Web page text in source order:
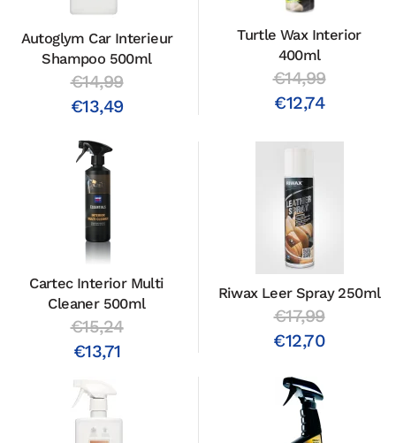
Autoglym Car Interieur
Shampoo 500ml
€14,99
€13,49
Turtle Wax Interior
400ml
€14,99
€12,74
Cartec Interior Multi
Cleaner 500ml
€15,24
€13,71
Riwax Leer Spray 250ml
€17,99
€12,70